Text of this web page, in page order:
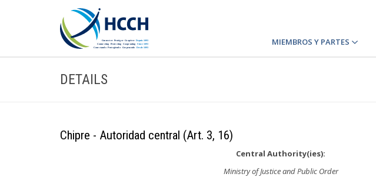
MIEMBROS Y PARTES
DETAILS
Chipre - Autoridad central (Art. 3, 16)
Central Authority(ies):
Ministry of Justice and Public Order